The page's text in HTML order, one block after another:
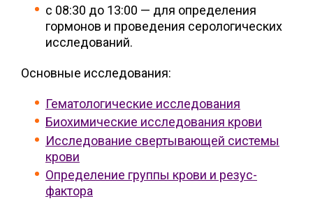
с 08:30 до 13:00 — для определения
гормонов и проведения серологических
исследований.
Основные исследования:
Гематологические исследования
Биохимические исследования крови
Исследование свертывающей системы
крови
Определение группы крови и резус-
фактора